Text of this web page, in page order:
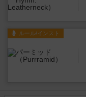
ルール/インスト